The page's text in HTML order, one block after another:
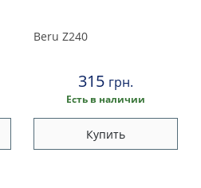
Beru Z240
315 грн.
Есть в наличии
Купить